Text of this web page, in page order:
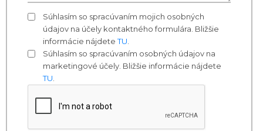
Súhlasím so spracúvaním mojich osobných
údajov na účely kontaktného formulára. Bližšie
informácie nájdeteTU.
Súhlasím so spracúvaním osobných údajov na
marketingové účely. Bližšie informácie nájdete
TU.